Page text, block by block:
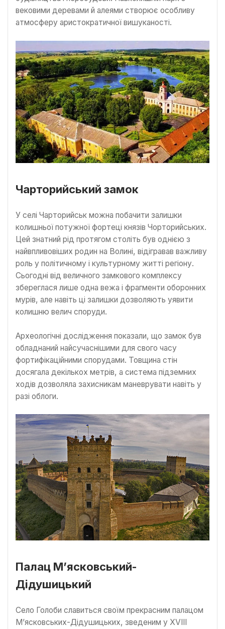
вековими деревами й алеями створює особливу
атмосферу аристократичної вишуканості.
Чарторийський замок
У селі Чарторийськ можна побачити залишки
колишньої потужної фортеці князів Чорторийських.
Цей знатний рід протягом століть був однією з
найвпливовіших родин на Волині, відігравав важливу
роль у політичному і культурному житті регіону.
Сьогодні від величного замкового комплексу
збереглася лише одна вежа і фрагменти оборонних
мурів, але навіть ці залишки дозволяють уявити
колишню велич споруди.
Археологічні дослідження показали, що замок був
обладнаний найсучаснішими для свого часу
фортифікаційними спорудами. Товщина стін
досягала декількох метрів, а система підземних
ходів дозволяла захисникам маневрувати навіть у
разі облоги.
Палац М’ясковський-
Дідушицький
Село Голоби славиться своїм прекрасним палацом
М’ясковських-Дідушицьких, зведеним у XVIII